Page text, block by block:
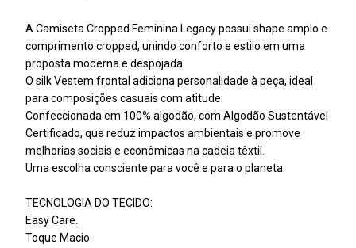
A Camiseta Cropped Feminina Legacy possui shape amplo e
comprimento cropped, unindo conforto e estilo em uma
proposta moderna e despojada.
O silk Vestem frontal adiciona personalidade à peça, ideal
para composições casuais com atitude.
Confeccionada em 100% algodão, com Algodão Sustentável
Certificado, que reduz impactos ambientais e promove
melhorias sociais e econômicas na cadeia têxtil.
Uma escolha consciente para você e para o planeta.
TECNOLOGIA DO TECIDO:
Easy Care.
Toque Macio.